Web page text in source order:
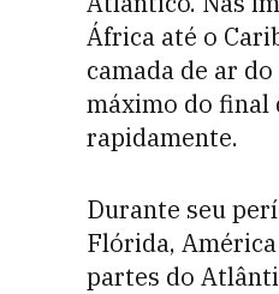
África até o
camada de ar
máximo do final
rapidamente.
Durante seu
Flórida,
partes do